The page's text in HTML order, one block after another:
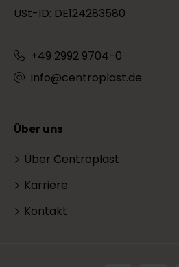
USt-ID: DE124283580
+49 2992 9704-0
info@centroplast.de
Über uns
Über Centroplast
Karriere
Kontakt